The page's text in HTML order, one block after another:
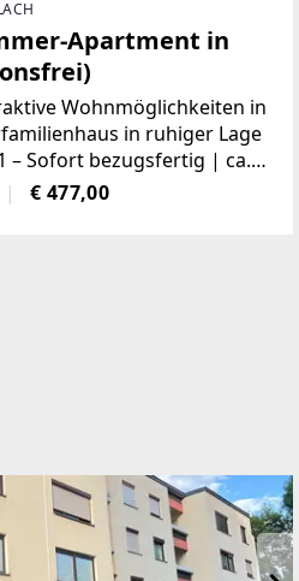
Apartment in
Wohnmöglichkeiten in
in ruhiger Lage
– Sofort bezugsfertig | ca.
neu: Diese 43 m² große
saniert. NeueKüche,
€ 477,00